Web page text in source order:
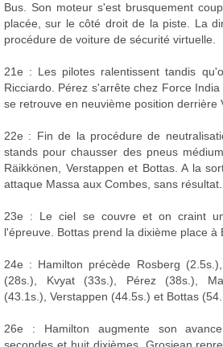
Bus. Son moteur s'est brusquement
placée, sur le côté droit de la piste. La
procédure de voiture de sécurité virtuelle.
21e : Les pilotes ralentissent tandis
Ricciardo. Pérez s'arrête chez Force
se retrouve en neuvième position derrière
22e : Fin de la procédure de
stands pour chausser des pneus
Räikkönen, Verstappen et Bottas. A la
attaque Massa aux Combes, sans résultat.
23e : Le ciel se couvre et on craint
l'épreuve. Bottas prend la dixième place à
24e : Hamilton précède Rosberg
(28s.), Kvyat (33s.), Pérez (38s.),
(43.1s.), Verstappen (44.5s.) et Bottas
26e : Hamilton augmente son